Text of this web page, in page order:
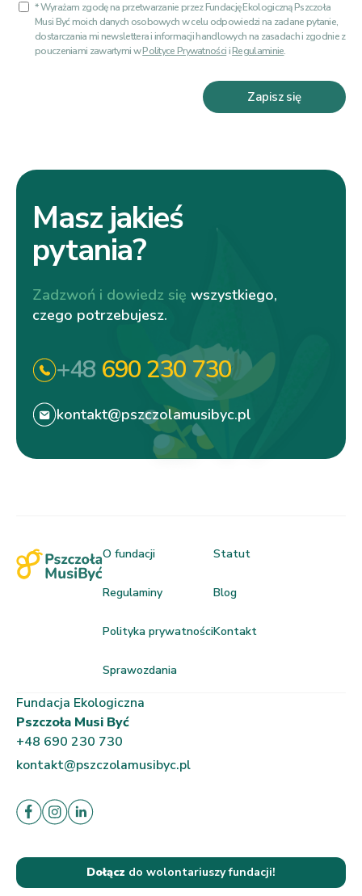
* Wyrażam zgodę na przetwarzanie przez Fundację Ekologiczną Pszczoła
Musi Być moich danych osobowych w celu odpowiedzi na zadane pytanie,
dostarczania mi newslettera i informacji handlowych na zasadach i zgodnie z
pouczeniami zawartymi wPolityce PrywatnościiRegulaminie.
Zapisz się
Masz jakieś
pytania?
Zadzwoń i dowiedz się wszystkiego,
czego potrzebujesz.
+48 690 230 730
kontakt@pszczolamusibyc.pl
O fundacji
Regulaminy
Polityka prywatności
Sprawozdania
Statut
Blog
Kontakt
Fundacja Ekologiczna
Pszczoła Musi Być
+48 690 230 730
kontakt@pszczolamusibyc.pl
Dołącz do wolontariuszy fundacji!